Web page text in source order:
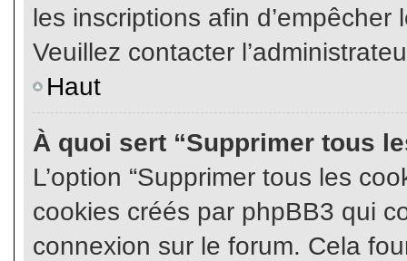
les inscriptions afin d’empêcher
Veuillez contacter
Haut
À quoi sert “Supprimer tous
L’option “Supprimer tous les
cookies créés par phpBB3 qui
connexion sur le forum. Cela